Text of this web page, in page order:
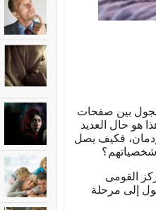
بين صفحات
هو حال العديد
فكيف يصل
القومى
إلى مرحلة